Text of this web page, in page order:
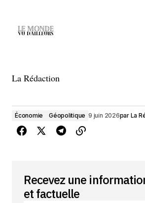
La Rédaction
Économie Géopolitique 9 juin 2026par La
Recevez une
et factuelle